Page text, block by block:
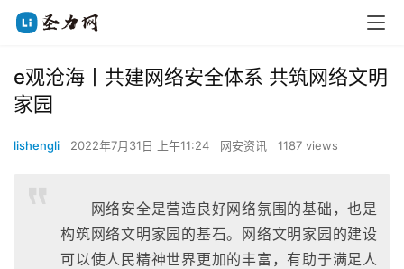
e观沧海丨共建网络安全体系 共筑网络文明
家园
lishengli 2022年7月31日 上午11:24 网安资讯 1187 views
网络安全是营造良好网络氛围的基础，也是
构筑网络文明家园的基石。网络文明家园的建设
可以使人民精神世界更加的丰富，有助于满足人